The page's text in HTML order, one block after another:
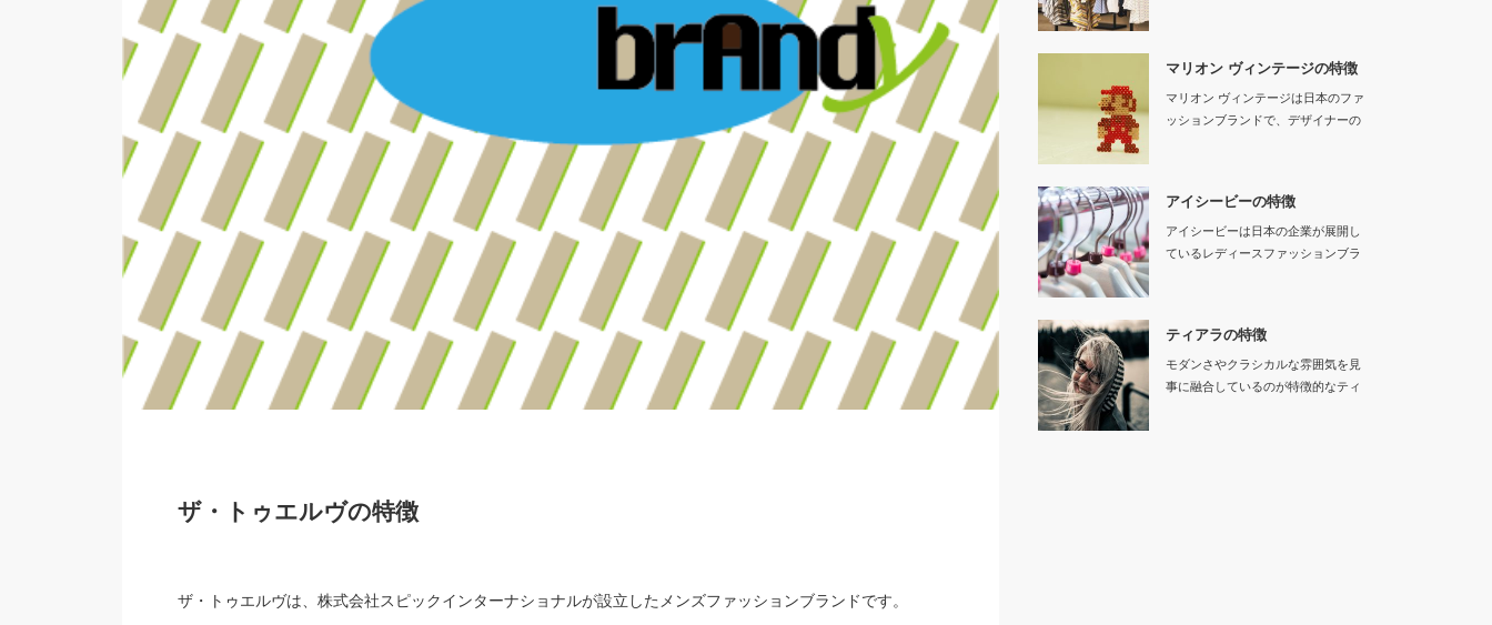
ザ・トゥエルヴの特徴
ザ・トゥエルヴは、株式会社スピックインターナショナルが設立したメンズファッションブランドです。
マリオン ヴィンテージの特徴
マリオン ヴィンテージは日本のファ
ッションブランドで、デザイナーの
アイシービーの特徴
アイシービーは日本の企業が展開し
ているレディースファッションブラ
ティアラの特徴
モダンさやクラシカルな雰囲気を見
事に融合しているのが特徴的なティ